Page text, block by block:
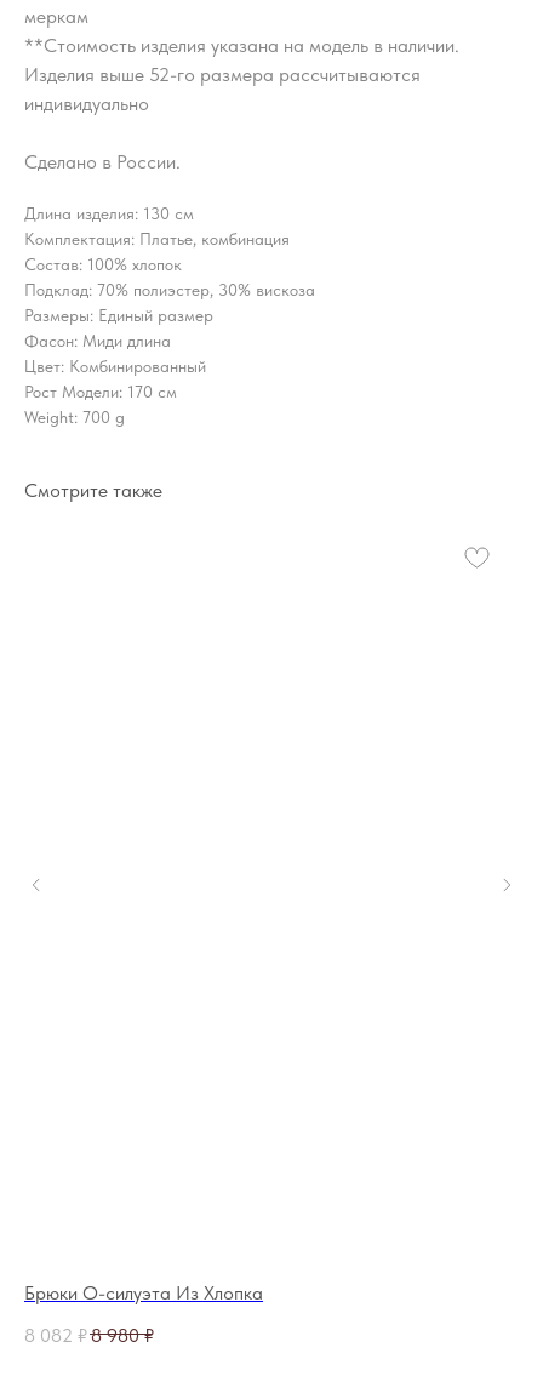
меркам
**Стоимость изделия указана на модель в наличии.
Изделия выше 52-го размера рассчитываются
индивидуально
Сделано в России.
Длина изделия: 130 см
Комплектация: Платье, комбинация
Состав: 100% хлопок
Подклад: 70% полиэстер, 30% вискоза
Размеры: Единый размер
Фасон: Миди длина
Цвет: Комбинированный
Рост Модели: 170 см
Weight: 700 g
Смотрите также
Брюки О-силуэта Из Хлопка
8 082 ₽8 980 ₽